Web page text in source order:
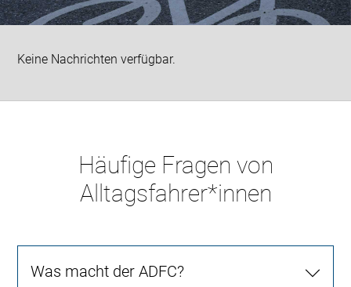
Keine Nachrichten verfügbar.
Häufige Fragen von
Alltagsfahrer*innen
Was macht der ADFC?